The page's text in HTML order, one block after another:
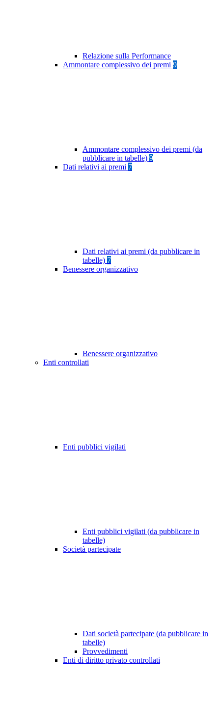
Relazione sulla Performance
Ammontare complessivo dei premi 9
Ammontare complessivo dei premi (da
pubblicare in tabelle) 9
Dati relativi ai premi 7
Dati relativi ai premi (da pubblicare in
tabelle) 7
Benessere organizzativo
Benessere organizzativo
Enti controllati
Enti pubblici vigilati
Enti pubblici vigilati (da pubblicare in
tabelle)
Società partecipate
Dati società partecipate (da pubblicare in
tabelle)
Provvedimenti
Enti di diritto privato controllati